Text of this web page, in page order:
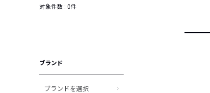
編集部のおすすめアイテム
対象件数 : 0件
ブランド
ブランドを選択